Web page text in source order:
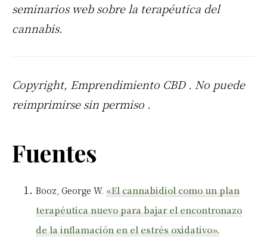
seminarios web sobre la terapéutica del
cannabis.
Copyright, Emprendimiento CBD. No puede
reimprimirse sin permiso .
Fuentes
Booz, George W. «El cannabidiol como un plan
terapéutica nuevo para bajar el encontronazo
de la inflamación en el estrés oxidativo».